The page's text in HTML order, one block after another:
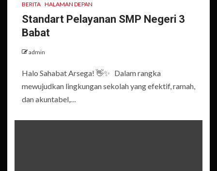
BERITA HALAMAN DEPAN
Standart Pelayanan SMP Negeri 3
Babat
admin
Halo Sahabat Arsega! 👋✨ Dalam rangka
mewujudkan lingkungan sekolah yang efektif, ramah,
dan akuntabel,…